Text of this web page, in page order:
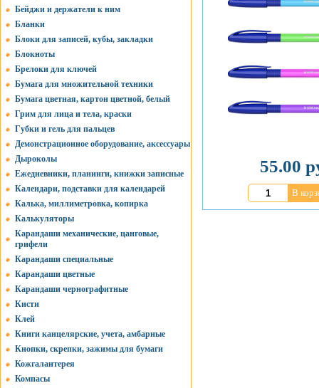
Бейджи и держатели к ним
Бланки
Блоки для записей, кубы, закладки
Блокноты
Брелоки для ключей
Бумага для множительной техники
Бумага цветная, картон цветной, белый
Грим для лица и тела, краски
Губки и гель для пальцев
Демонстрационное оборудование, аксессуары
Дыроколы
Ежедневники, планинги, книжки записные
Календари, подставки для календарей
Калька, миллиметровка, копирка
Калькуляторы
Карандаши механические, цанговые,
грифели
Карандаши специальные
Карандаши цветные
Карандаши чернографитные
Кисти
Клей
Книги канцелярские, учета, амбарные
Кнопки, скрепки, зажимы для бумаги
Кожгалантерея
Компасы
55.00
В